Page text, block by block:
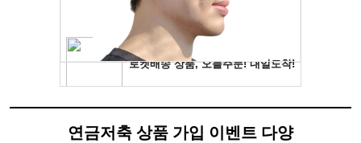
연금저축 상품 가입 이벤트 다양